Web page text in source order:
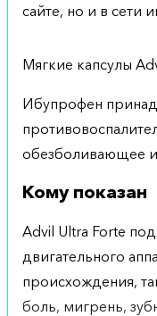
сайте, но и в сети
Мягкие капсулы
Ибупрофен
обезболивающее и
Кому показан
Advil Ultra Forte
двигательного
происхождения,
боль, мигрень,